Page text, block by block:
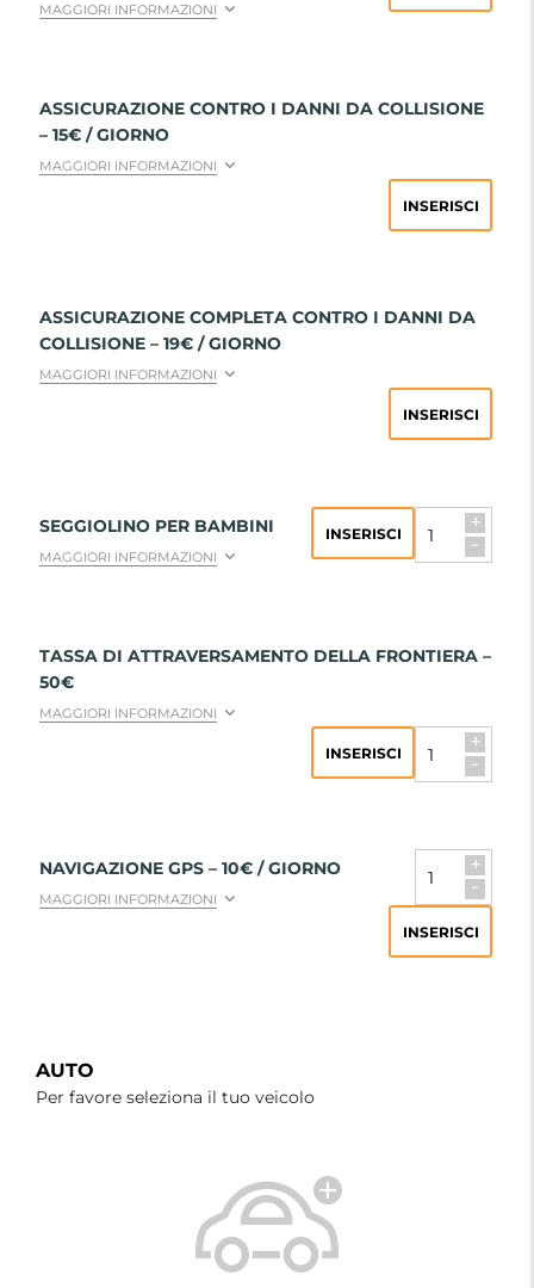
MAGGIORI INFORMAZIONI
ASSICURAZIONE CONTRO I DANNI DA COLLISIONE
– 15€ / GIORNO
MAGGIORI INFORMAZIONI
INSERISCI
ASSICURAZIONE COMPLETA CONTRO I DANNI DA
COLLISIONE – 19€ / GIORNO
MAGGIORI INFORMAZIONI
INSERISCI
SEGGIOLINO PER BAMBINI
MAGGIORI INFORMAZIONI
+
-
INSERISCI
TASSA DI ATTRAVERSAMENTO DELLA FRONTIERA –
50€
MAGGIORI INFORMAZIONI
+
-
INSERISCI
NAVIGAZIONE GPS – 10€ / GIORNO
MAGGIORI INFORMAZIONI
+
-
INSERISCI
AUTO
Per favore seleziona il tuo veicolo